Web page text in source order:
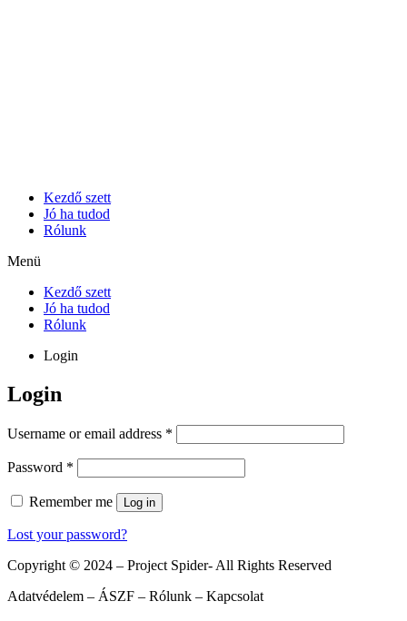
Kezdő szett
Jó ha tudod
Rólunk
Menü
Kezdő szett
Jó ha tudod
Rólunk
Login
Login
Username or email address *
Password *
Remember me Log in
Lost your password?
Copyright © 2024 – Project Spider- All Rights Reserved
Adatvédelem – ÁSZF – Rólunk – Kapcsolat